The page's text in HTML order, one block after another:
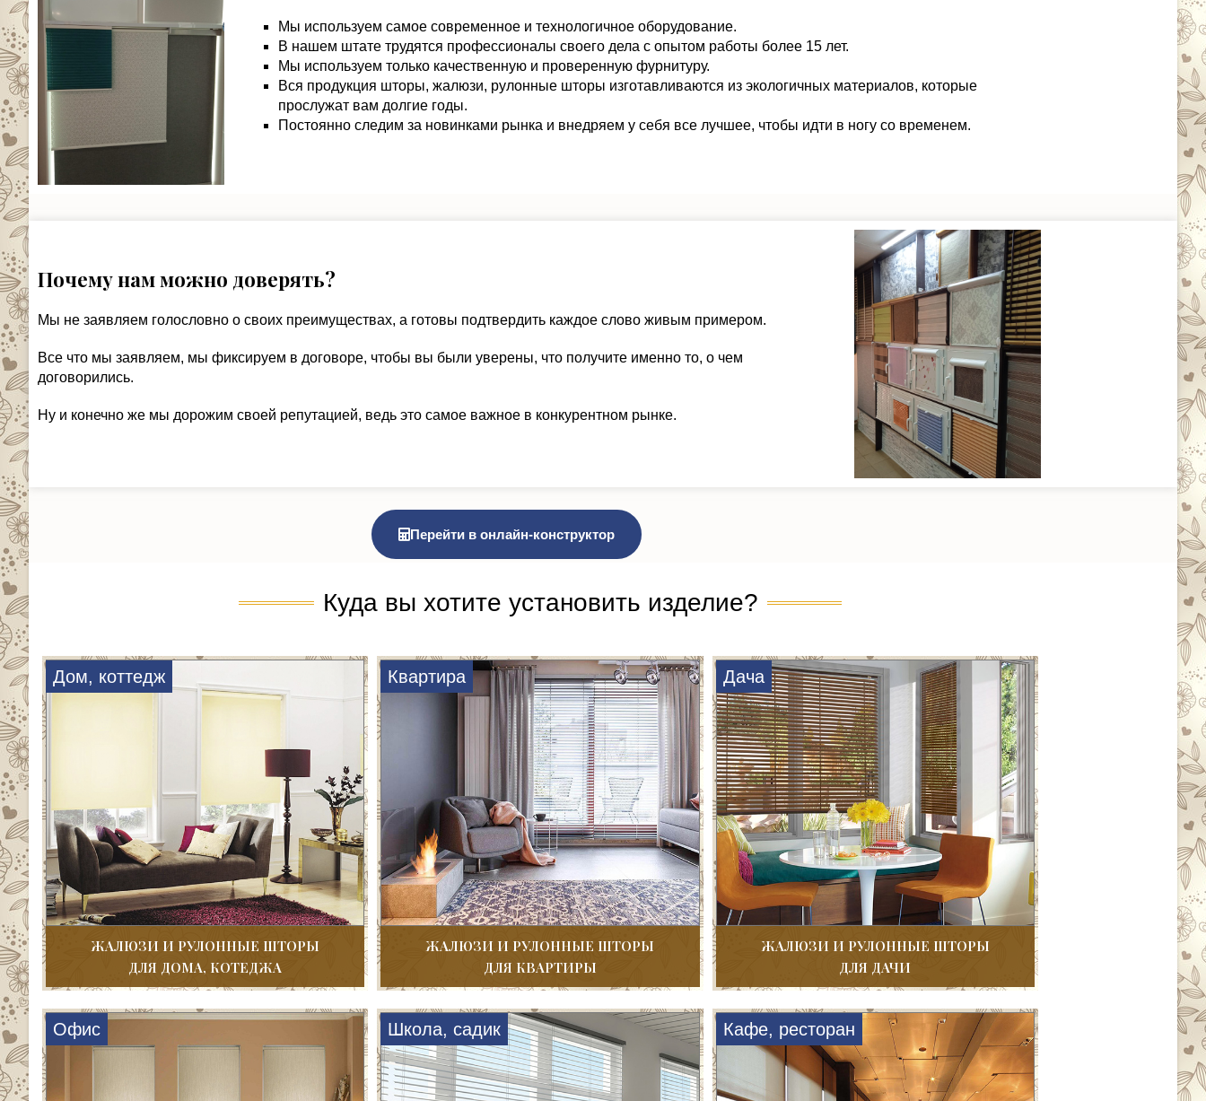
Мы используем самое современное и технологичное оборудование.
В нашем штате трудятся профессионалы своего дела с опытом работы более 15 лет.
Мы используем только качественную и проверенную фурнитуру.
Вся продукция шторы, жалюзи, рулонные шторы изготавливаются из экологичных материалов, которые
прослужат вам долгие годы.
Постоянно следим за новинками рынка и внедряем у себя все лучшее, чтобы идти в ногу со временем.
Почему нам можно доверять?
Мы не заявляем голословно о своих преимуществах, а готовы подтвердить каждое слово живым примером.
Все что мы заявляем, мы фиксируем в договоре, чтобы вы были уверены, что получите именно то, о чем
договорились.
Ну и конечно же мы дорожим своей репутацией, ведь это самое важное в конкурентном рынке.
Перейти в онлайн-конструктор
Куда вы хотите установить изделие?
Дом, коттедж
ЖАЛЮЗИ И РУЛОННЫЕ ШТОРЫ
ДЛЯ ДОМА, КОТЕДЖА
Квартира
ЖАЛЮЗИ И РУЛОННЫЕ ШТОРЫ
ДЛЯ КВАРТИРЫ
Дача
ЖАЛЮЗИ И РУЛОННЫЕ ШТОРЫ
ДЛЯ ДАЧИ
Офис Школа, садик Кафе, ресторан